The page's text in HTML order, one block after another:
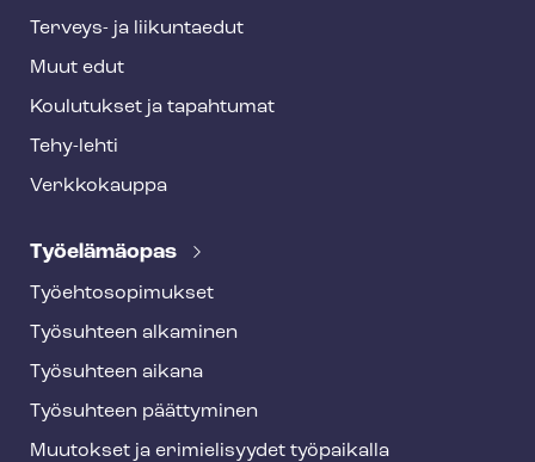
Terveys- ja liikuntaedut
Muut edut
Koulutukset ja tapahtumat
Tehy-lehti
Verkkokauppa
Työelämäopas
Työ­eh­to­so­pi­muk­set
Työsuhteen alkaminen
Työsuhteen aikana
Työsuhteen päättyminen
Muutokset ja erimielisyydet työpaikalla